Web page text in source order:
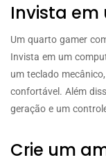
Invista
Um quarto gamer
Invista em um
um teclado
confortável. Além
geração e um
Crie um